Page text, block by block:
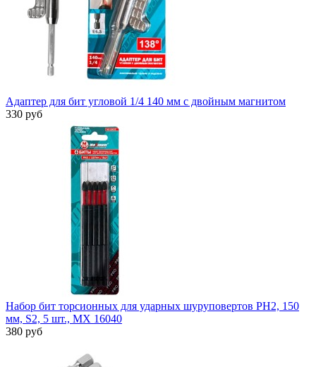
Адаптер для бит угловой 1/4 140 мм с двойным магнитом
330 руб
Набор бит торсионных для ударных шуруповертов PH2, 150
мм, S2, 5 шт., MX 16040
380 руб